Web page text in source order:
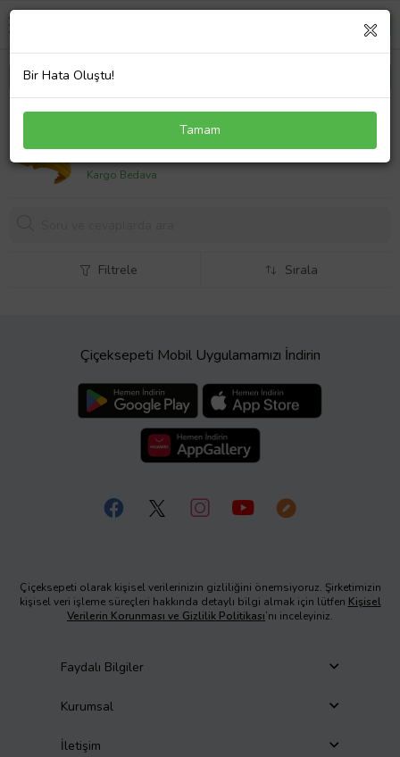
Fakir Uyumlu Piccadilly Süpürge Motor Gövde - Sarı
1584,80 TL
Kargo Bedava
Filtrele Sırala
Çiçeksepeti Mobil Uygulamamızı İndirin
Çiçeksepeti olarak kişisel verilerinizin gizliliğini önemsiyoruz. Şirketimizin
kişisel veri işleme süreçleri hakkında detaylı bilgi almak için lütfen Kişisel
Verilerin Korunması ve Gizlilik Politikası’nı inceleyiniz.
Faydalı Bilgiler
Kurumsal
İletişim
Bir Hata Oluştu!
Tamam